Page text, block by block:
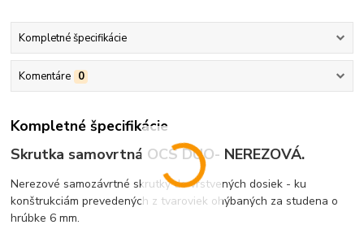
Kompletné špecifikácie
Komentáre 0
Kompletné špecifikácie
Skrutka samovrtná OCS DUO- NEREZOVÁ.
Nerezové samozávrtné skrutky do vrstvených dosiek - ku
konštrukciám prevedených z tvaroviek ohýbaných za studena o
hrúbke 6 mm.